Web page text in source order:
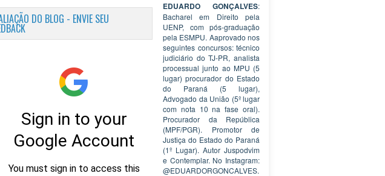
DO BLOG - ENVIE SEU
EDUARDO GONÇALVES:
Bacharel em Direito pela
UENP, com pós-graduação
pela ESMPU. Aaprovado nos
seguintes concursos: técnico
judiciário do TJ-PR, analista
processual junto ao MPU (5
lugar) procurador do Estado
do Paraná (5 lugar),
Advogado da União (5º lugar
com nota 10 na fase oral).
Procurador da República
(MPF/PGR). Promotor de
Justiça do Estado do Paraná
(1º Lugar). Autor Juspodvim
e Contemplar. No Instagram:
@EDUARDORGONCALVES.